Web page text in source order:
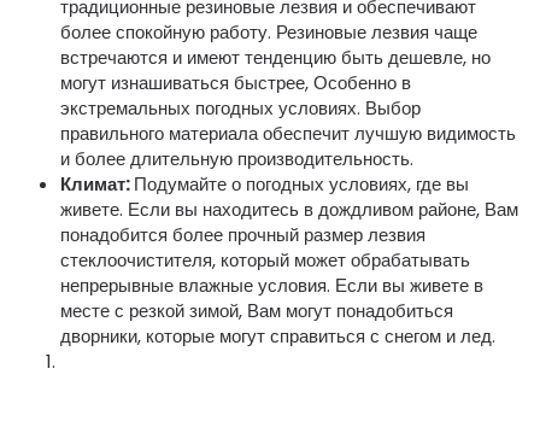
традиционные резиновые лезвия и обеспечивают
более спокойную работу. Резиновые лезвия чаще
встречаются и имеют тенденцию быть дешевле, но
могут изнашиваться быстрее, Особенно в
экстремальных погодных условиях. Выбор
правильного материала обеспечит лучшую видимость
и более длительную производительность.
Климат:Подумайте о погодных условиях, где вы
живете. Если вы находитесь в дождливом районе, Вам
понадобится более прочный размер лезвия
стеклоочистителя, который может обрабатывать
непрерывные влажные условия. Если вы живете в
месте с резкой зимой, Вам могут понадобиться
дворники, которые могут справиться с снегом и лед.